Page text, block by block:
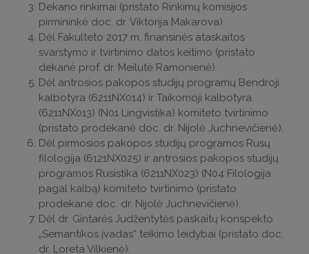
Dekano rinkimai (pristato Rinkimų komisijos
pirmininkė doc. dr. Viktorija Makarova).
Dėl Fakulteto 2017 m. finansinės ataskaitos
svarstymo ir tvirtinimo datos keitimo (pristato
dekanė prof. dr. Meilutė Ramonienė).
Dėl antrosios pakopos studijų programų Bendroji
kalbotyra (6211NX014) ir Taikomoji kalbotyra
(6211NX013) (N01 Lingvistika) komiteto tvirtinimo
(pristato prodekanė doc. dr. Nijolė Juchnevičienė).
Dėl pirmosios pakopos studijų programos Rusų
filologija (6121NX025) ir antrosios pakopos studijų
programos Rusistika (6211NX023) (N04 Filologija
pagal kalbą) komiteto tvirtinimo (pristato
prodekanė doc. dr. Nijolė Juchnevičienė).
Dėl dr. Gintarės Judžentytės paskaitų konspekto
„Semantikos įvadas“ teikimo leidybai (pristato doc.
dr. Loreta Vilkienė).